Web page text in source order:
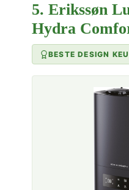
5. Erikssøn
Hydra
BESTE DESIGN